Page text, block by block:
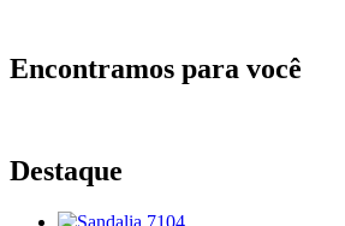
Encontramos para você
Destaque